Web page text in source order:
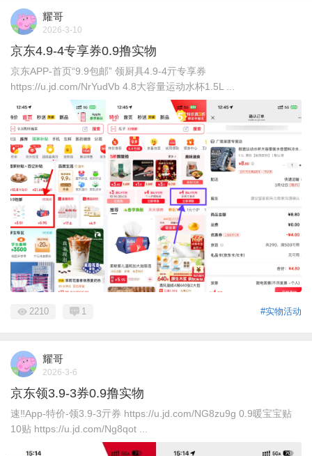
耀哥
2026-3-10
京东4.9-4专享券0.9撸实物
京东APP-首页“9.9包邮” 领厨具4.9-4亓专享券
https://u.jd.com/NrYudVb 4.8大容量运动水杯1.5L ...
#实物活动
2210 1
耀哥
2026-3-6
京东领3.9-3券0.9撸实物
速‼App-特价-领3.9-3亓券 https://u.jd.com/NG8zu9g 0.9暖宝宝贴
10贴 https://u.jd.com/Ng8qot ...